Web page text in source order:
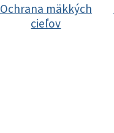
Ochrana mäkkých
cieľov